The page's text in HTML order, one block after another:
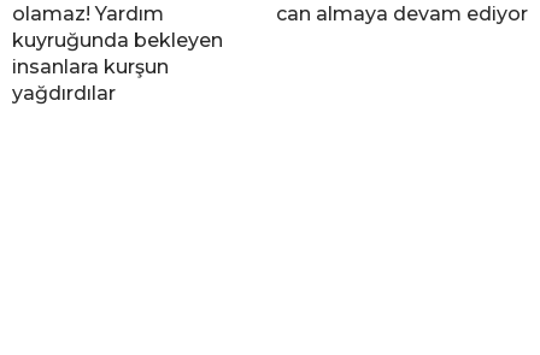
olamaz! Yardım
kuyruğunda bekleyen
insanlara kurşun
yağdırdılar
can almaya devam ediyor